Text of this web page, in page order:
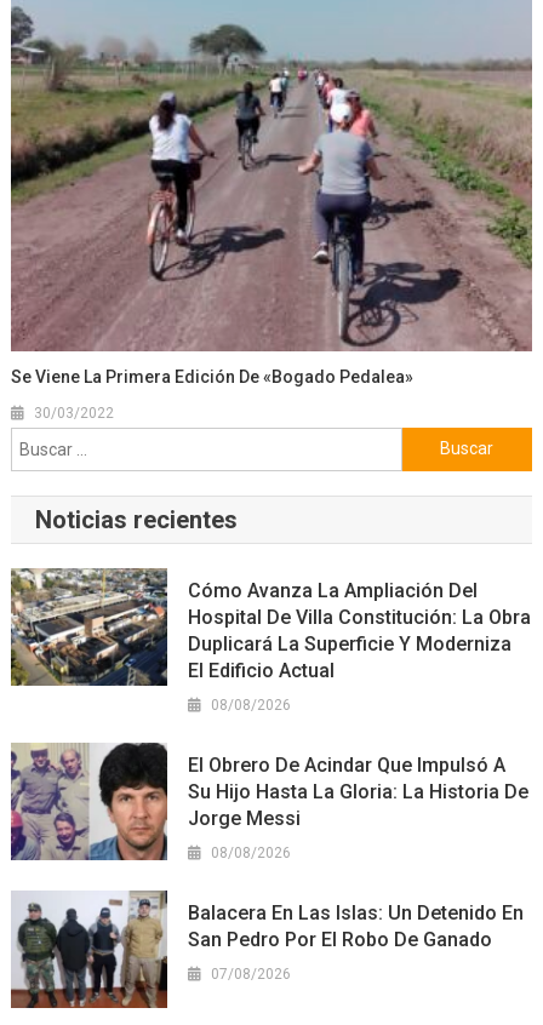
Se Viene La Primera Edición De «Bogado Pedalea»
30/03/2022
Buscar:
Noticias recientes
Cómo Avanza La Ampliación Del
Hospital De Villa Constitución: La Obra
Duplicará La Superficie Y Moderniza
El Edificio Actual
08/08/2026
El Obrero De Acindar Que Impulsó A
Su Hijo Hasta La Gloria: La Historia De
Jorge Messi
08/08/2026
Balacera En Las Islas: Un Detenido En
San Pedro Por El Robo De Ganado
07/08/2026